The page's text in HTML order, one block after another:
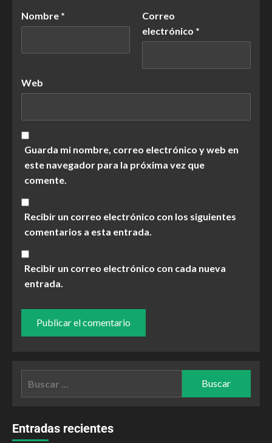
Nombre *
Correo
electrónico *
Web
Guarda mi nombre, correo electrónico y web en
este navegador para la próxima vez que
comente.
Recibir un correo electrónico con los siguientes
comentarios a esta entrada.
Recibir un correo electrónico con cada nueva
entrada.
Entradas recientes